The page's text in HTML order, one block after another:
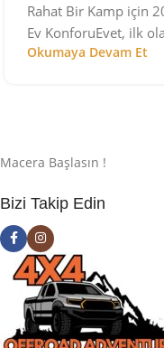
Rahat Bir Kamp için
Ev KonforuEvet, ilk
Okumaya Devam Et
Macera Başlasın !
Bizi Takip Edin